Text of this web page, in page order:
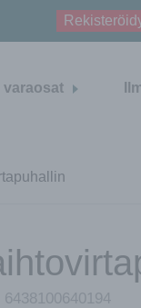
varaosat
6438100640194